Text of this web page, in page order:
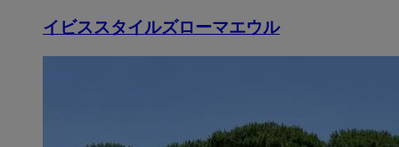
イビススタイルズローマエウル